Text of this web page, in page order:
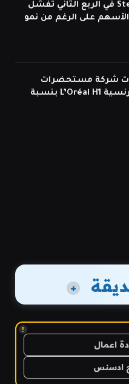
أرباح Stellantis في الربع الثاني تفشل
على الرغم من نمو
شركة مستحضرات
التجميل الفرنسية L’Oréal H1 بنسبة
+
!
اعمال
ادسنس